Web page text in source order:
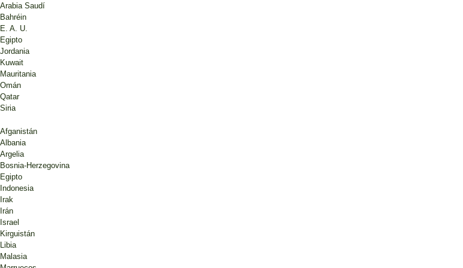
Arabia Saudí
Bahréin
E. A. U.
Egipto
Jordania
Kuwait
Mauritania
Omán
Qatar
Siria
Afganistán
Albania
Argelia
Bosnia-Herzegovina
Egipto
Indonesia
Irak
Irán
Israel
Kirguistán
Libia
Malasia